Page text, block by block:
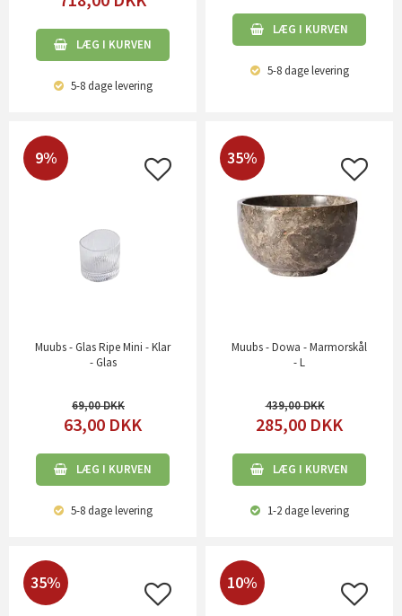
LÆG I KURVEN
5-8 dagelevering
LÆG I KURVEN
5-8 dagelevering
9%
Muubs - Glas Ripe Mini - Klar
- Glas
69,00
63,00 DKK
LÆG I KURVEN
5-8 dagelevering
35%
Muubs - Dowa - Marmorskål
- L
439,00
285,00 DKK
LÆG I KURVEN
1-2 dagelevering
35% 10%